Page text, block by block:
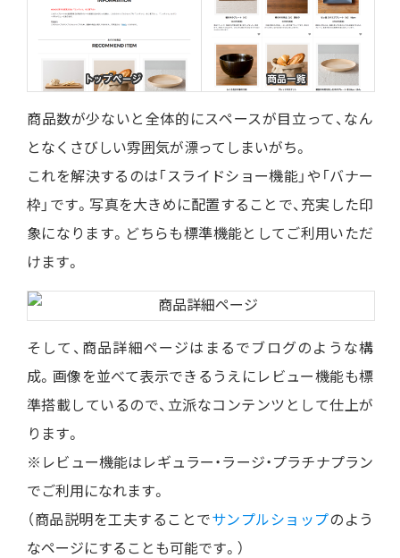
商品数が少ないと全体的にスペースが目立って、なん
となくさびしい雰囲気が漂ってしまいがち。
これを解決するのは「スライドショー機能」や「バナー
枠」です。写真を大きめに配置することで、充実した印
象になります。どちらも標準機能としてご利用いただ
けます。
そして、商品詳細ページはまるでブログのような構
成。画像を並べて表示できるうえにレビュー機能も標
準搭載しているので、立派なコンテンツとして仕上が
ります。
※レビュー機能はレギュラー・ラージ・プラチナプラン
でご利用になれます。
（商品説明を工夫することでサンプルショップのよう
なページにすることも可能です。）